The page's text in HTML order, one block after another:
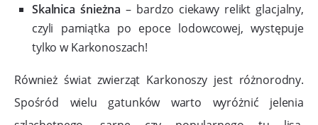
Skalnica śnieżna – bardzo ciekawy relikt glacjalny,
czyli pamiątka po epoce lodowcowej, występuje
tylko w Karkonoszach!
Również świat zwierząt Karkonoszy jest różnorodny.
Spośród wielu gatunków warto wyróżnić jelenia